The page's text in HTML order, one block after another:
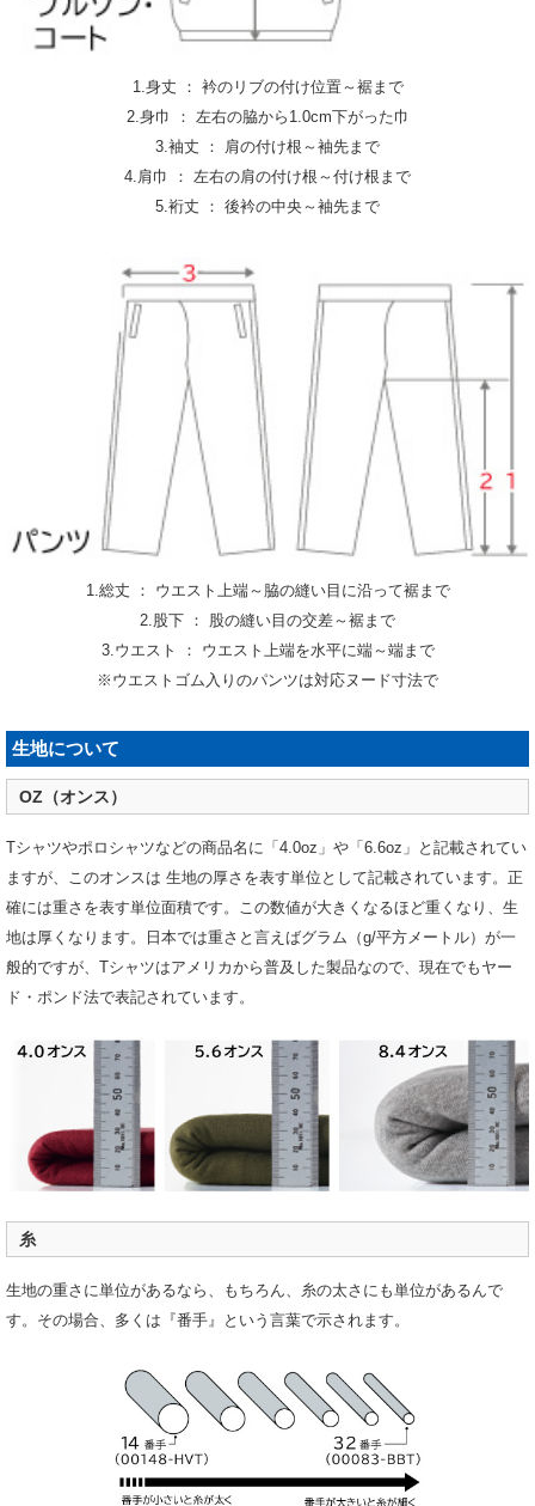
1.身丈 ： 衿のリブの付け位置～裾まで
2.身巾 ： 左右の脇から1.0cm下がった巾
3.袖丈 ： 肩の付け根～袖先まで
4.肩巾 ： 左右の肩の付け根～付け根まで
5.裄丈 ： 後衿の中央～袖先まで
1.総丈 ： ウエスト上端～脇の縫い目に沿って裾まで
2.股下 ： 股の縫い目の交差～裾まで
3.ウエスト ： ウエスト上端を水平に端～端まで
※ウエストゴム入りのパンツは対応ヌード寸法で
生地について
OZ（オンス）
Tシャツやポロシャツなどの商品名に「4.0oz」や「6.6oz」と記載されてい
ますが、このオンスは 生地の厚さを表す単位として記載されています。正
確には重さを表す単位面積です。この数値が大きくなるほど重くなり、生
地は厚くなります。日本では重さと言えばグラム（g/平方メートル）が一
般的ですが、Tシャツはアメリカから普及した製品なので、現在でもヤー
ド・ポンド法で表記されています。
糸
生地の重さに単位があるなら、もちろん、糸の太さにも単位があるんで
す。その場合、多くは『番手』という言葉で示されます。